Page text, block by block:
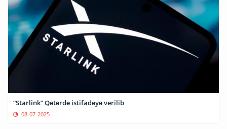
“Starlink” Qətərdə istifadəyə verilib
08-07-2025